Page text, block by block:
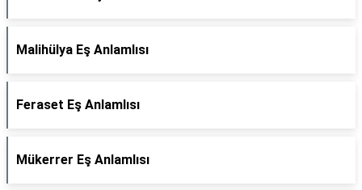
Malihülya Eş Anlamlısı
Feraset Eş Anlamlısı
Mükerrer Eş Anlamlısı